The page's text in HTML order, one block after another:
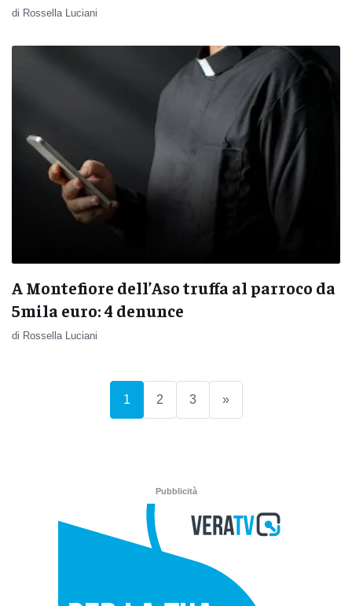
di Rossella Luciani
A Montefiore dell’Aso truffa al parroco da
5mila euro: 4 denunce
di Rossella Luciani
1 (current)
2 3 »
Pubblicità